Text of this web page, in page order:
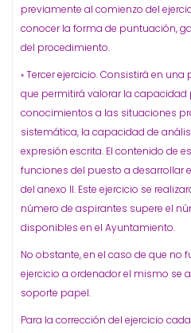
previamente al comienzo del
conocer la forma de puntuación,
del procedimiento.
◦ Tercer ejercicio. Consistirá en
que permitirá valorar la capacidad
conocimientos a las situaciones
sistemática, la capacidad de
expresión escrita. El contenido de
funciones del puesto a desarrollar
del anexo II. Este ejercicio se
número de aspirantes supere el
disponibles en el Ayuntamiento.
No obstante, en el caso de que no
ejercicio a ordenador el mismo se
soporte papel.
Para la corrección del ejercicio